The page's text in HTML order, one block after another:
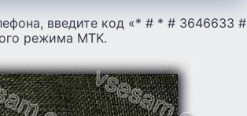
введите код «* # * # 3646633 #
режима MTK.